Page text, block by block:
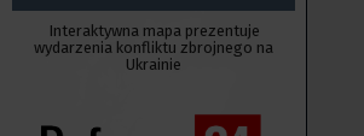
Interaktywna mapa prezentuje
wydarzenia konfliktu zbrojnego na
Ukrainie